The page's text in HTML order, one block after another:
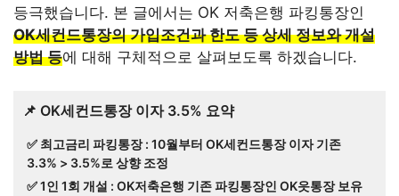
등극했습니다. 본 글에서는 OK 저축은행 파킹통장인
OK세컨드통장의 가입조건과 한도 등 상세 정보와 개설
방법 등에 대해 구체적으로 살펴보도록 하겠습니다.
📌 OK세컨드통장 이자 3.5% 요약
✅ 최고금리 파킹통장 : 10월부터 OK세컨드통장 이자 기존
3.3% > 3.5%로 상향 조정
✅ 1인 1회 개설 : OK저축은행 기존 파킹통장인 OK읏통장 보유